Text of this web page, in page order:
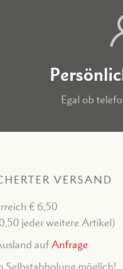
Egal ob
VERSAND
€ 6,50
jeder weitere Artikel)
aufAnfrage